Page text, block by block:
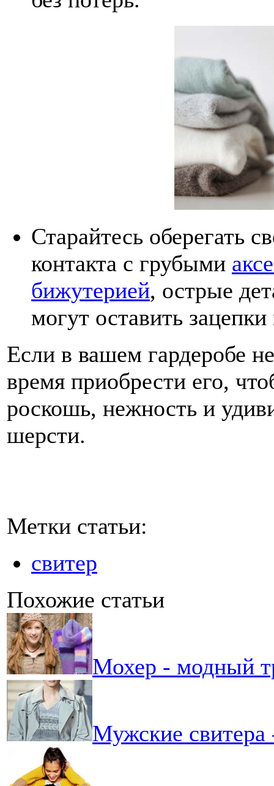
Старайтесь оберегать
контакта с грубыми
бижутерией, острые
могут оставить
Если в вашем гардеробе
время приобрести его,
роскошь, нежность и
шерсти.
Метки статьи:
свитер
Похожие статьи
Мохер - модный
Мужские